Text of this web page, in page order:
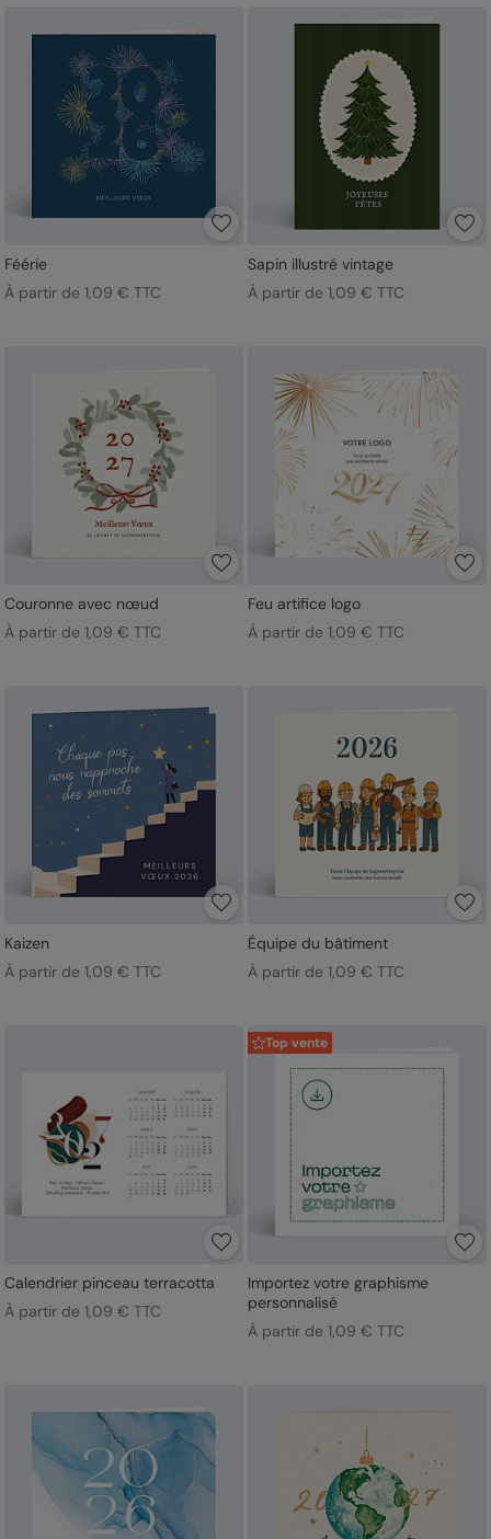
Féérie
À partir de 1,09 € TTC
Sapin illustré vintage
À partir de 1,09 € TTC
Couronne avec nœud
À partir de 1,09 € TTC
Feu artifice logo
À partir de 1,09 € TTC
Kaizen
À partir de 1,09 € TTC
Équipe du bâtiment
À partir de 1,09 € TTC
Calendrier pinceau terracotta
À partir de 1,09 € TTC
Top vente
Importez votre graphisme
personnalisé
À partir de 1,09 € TTC